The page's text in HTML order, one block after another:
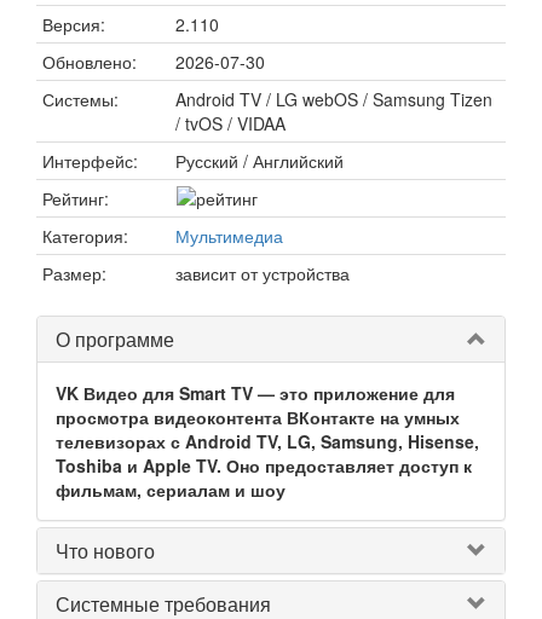
Версия:
2.110
Обновлено:
2026-07-30
Системы:
Android TV / LG webOS / Samsung Tizen
/ tvOS / VIDAA
Интерфейс:
Русский / Английский
Рейтинг:
Категория:
Мультимедиа
Размер:
зависит от устройства
О программе
VK Видео для Smart TV — это приложение для
просмотра видеоконтента ВКонтакте на умных
телевизорах с Android TV, LG, Samsung, Hisense,
Toshiba и Apple TV. Оно предоставляет доступ к
фильмам, сериалам и шоу
Что нового
Системные требования